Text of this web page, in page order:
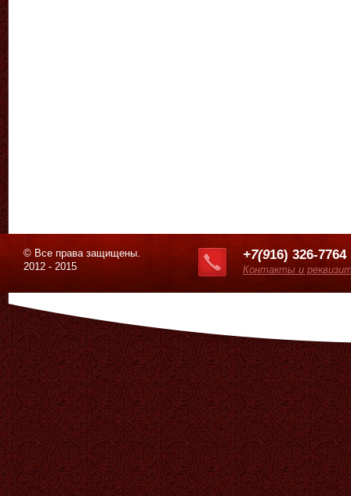
© Все права защищены.
2012 - 2015
+7(916) 326-7764
Контакты и